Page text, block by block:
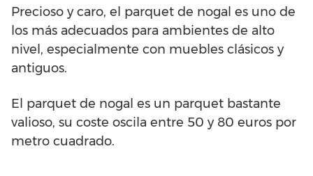
Precioso y caro, el parquet de nogal es uno de
los más adecuados para ambientes de alto
nivel, especialmente con muebles clásicos y
antiguos.
El parquet de nogal es un parquet bastante
valioso, su coste oscila entre 50 y 80 euros por
metro cuadrado.